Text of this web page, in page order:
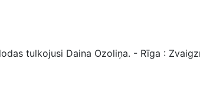
tulkojusi Daina Ozoliņa. - Rīga :